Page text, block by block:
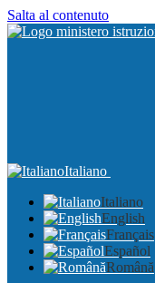
Salta al contenuto
Italiano
Italiano
English
Français
Español
Română